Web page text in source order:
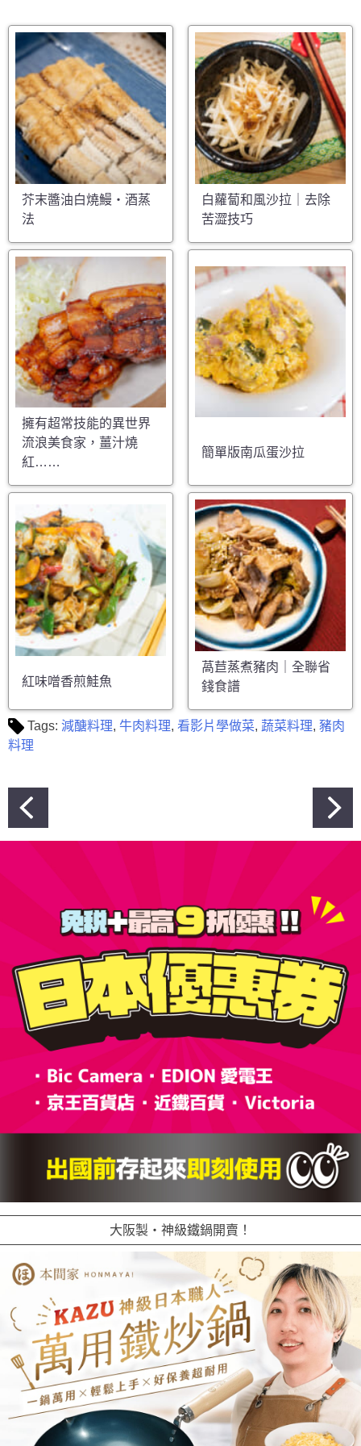
芥末醬油白燒鰻・酒蒸
法
白蘿蔔和風沙拉｜去除
苦澀技巧
擁有超常技能的異世界
流浪美食家，薑汁燒
紅……
簡單版南瓜蛋沙拉
紅味噌香煎鮭魚
萵苣蒸煮豬肉｜全聯省
錢食譜
Tags: 減醣料理, 牛肉料理, 看影片學做菜, 蔬菜料理, 豬肉
料理
文
章
大阪製・神級鐵鍋開賣！